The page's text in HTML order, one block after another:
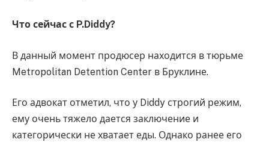
Что сейчас с P.Diddy?
В данный момент продюсер находится в тюрьме
Metropolitan Detention Center в Бруклине.
Его адвокат отметил, что у Diddy строгий режим,
ему очень тяжело дается заключение и
категорически не хватает еды. Однако ранее его